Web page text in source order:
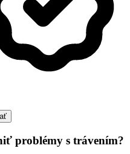
problémy s trávením?